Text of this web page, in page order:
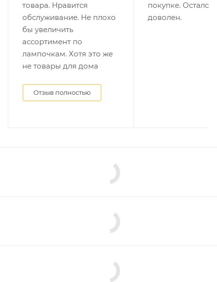
товара. Нравится
обслуживание. Не плохо
бы увеличить
ассортимент по
лампочкам. Хотя это же
не товары для дома
Отзыв полностью
покупке. Остался
доволен.